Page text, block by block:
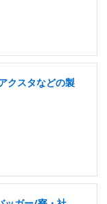
クスタなどの製